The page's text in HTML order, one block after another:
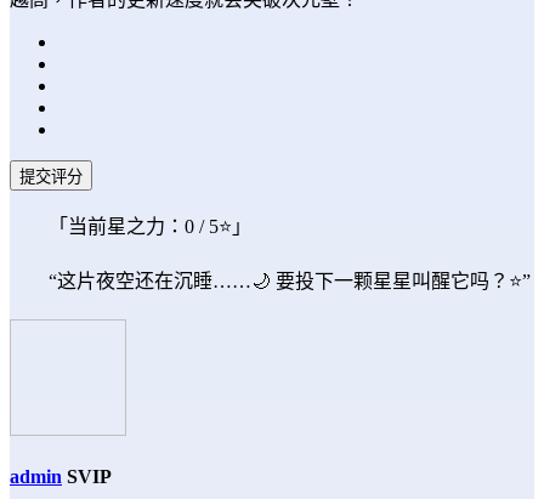
提交评分
「当前星之力： 0 / 5⭐」
“这片夜空还在沉睡……🌙 要投下一颗星星叫醒它吗？⭐”
admin SVIP